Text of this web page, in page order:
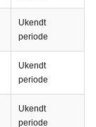
Ukendt
periode
Ukendt
periode
Ukendt
periode